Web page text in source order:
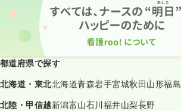
都道府県で探す
北海道・東北北海道青森岩手宮城秋田山形福島
北陸・甲信越新潟富山石川福井山梨長野